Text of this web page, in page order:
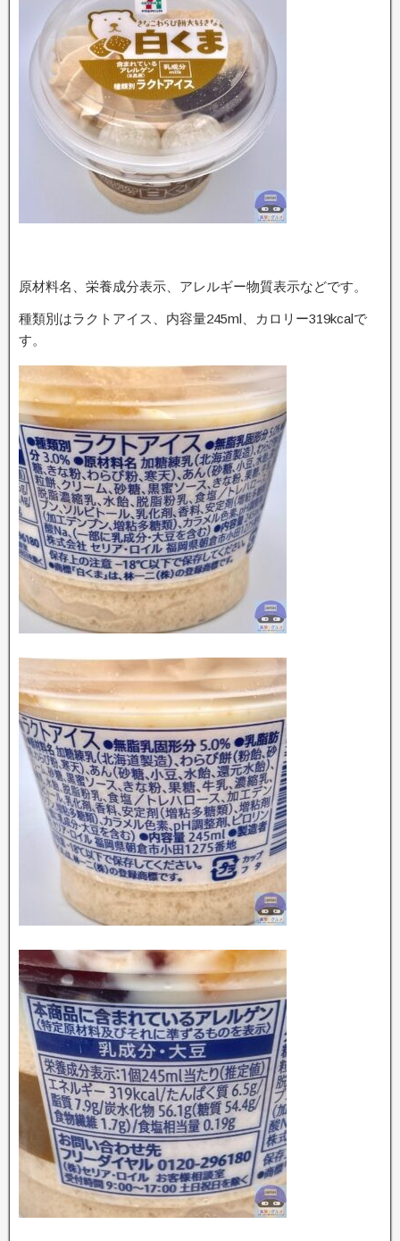
原材料名、栄養成分表示、アレルギー物質表示などです。
種類別はラクトアイス、内容量245ml、カロリー319kcalで
す。